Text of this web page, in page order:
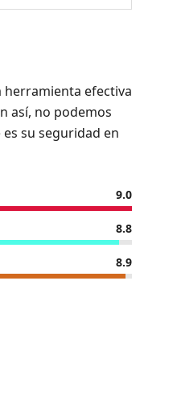
herramienta efectiva
así, no podemos
su seguridad en
9.0
8.8
8.9